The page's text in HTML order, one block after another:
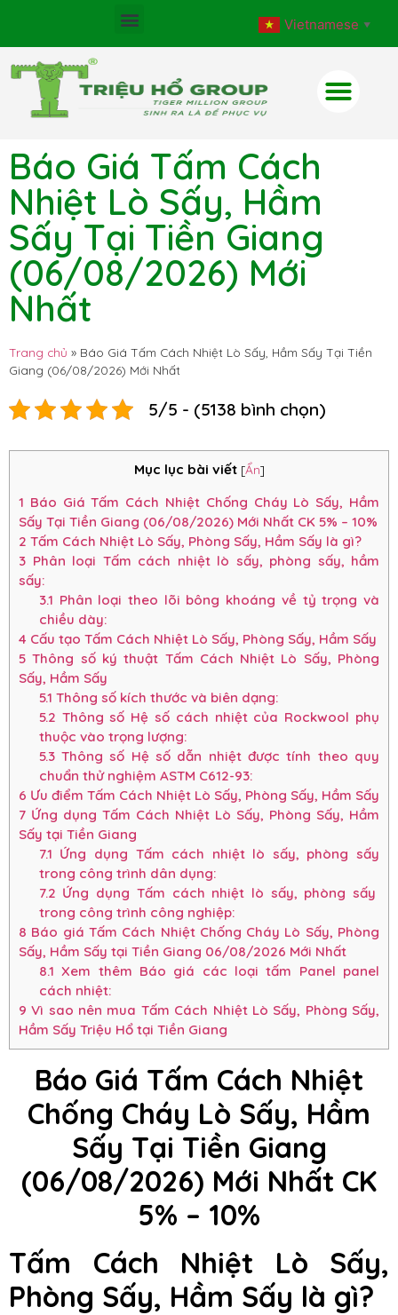
Vietnamese ▼
Báo Giá Tấm Cách
Nhiệt Lò Sấy, Hầm
Sấy Tại Tiền Giang
(06/08/2026) Mới
Nhất
Trang chủ » Báo Giá Tấm Cách Nhiệt Lò Sấy, Hầm Sấy Tại Tiền
Giang (06/08/2026) Mới Nhất
5/5 - (5138 bình chọn)
Mục lục bài viết [Ẩn]
1 Báo Giá Tấm Cách Nhiệt Chống Cháy Lò Sấy, Hầm
Sấy Tại Tiền Giang (06/08/2026) Mới Nhất CK 5% – 10%
2 Tấm Cách Nhiệt Lò Sấy, Phòng Sấy, Hầm Sấy là gì?
3 Phân loại Tấm cách nhiệt lò sấy, phòng sấy, hầm
sấy:
3.1 Phân loại theo lõi bông khoáng về tỷ trọng và
chiều dày:
4 Cấu tạo Tấm Cách Nhiệt Lò Sấy, Phòng Sấy, Hầm Sấy
5 Thông số ký thuật Tấm Cách Nhiệt Lò Sấy, Phòng
Sấy, Hầm Sấy
5.1 Thông số kích thước và biên dạng:
5.2 Thông số Hệ số cách nhiệt của Rockwool phụ
thuộc vào trọng lượng:
5.3Thông số Hệ số dẫn nhiệt được tính theo quy
chuẩn thử nghiệm ASTM C612-93:
6 Ưu điểm Tấm Cách Nhiệt Lò Sấy, Phòng Sấy, Hầm Sấy
7 Ứng dụng Tấm Cách Nhiệt Lò Sấy, Phòng Sấy, Hầm
Sấy tại Tiền Giang
7.1 Ứng dụng Tấm cách nhiệt lò sấy, phòng sấy
trong công trình dân dụng:
7.2 Ứng dụng Tấm cách nhiệt lò sấy, phòng sấy
trong công trình công nghiệp:
8 Báo giá Tấm Cách Nhiệt Chống Cháy Lò Sấy, Phòng
Sấy, Hầm Sấy tại Tiền Giang 06/08/2026 Mới Nhất
8.1 Xem thêm Báo giá các loại tấm Panel panel
cách nhiệt:
9 Vì sao nên mua Tấm Cách Nhiệt Lò Sấy, Phòng Sấy,
Hầm Sấy Triệu Hổ tại Tiền Giang
Báo Giá Tấm Cách Nhiệt
Chống Cháy Lò Sấy, Hầm
Sấy Tại Tiền Giang
(06/08/2026) Mới Nhất CK
5% – 10%
Tấm Cách Nhiệt Lò Sấy,
Phòng Sấy, Hầm Sấy là gì?